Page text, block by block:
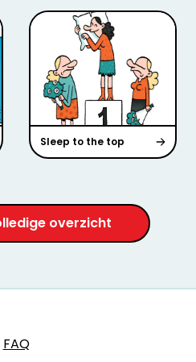
Sleep to the top
overzicht
FAQ